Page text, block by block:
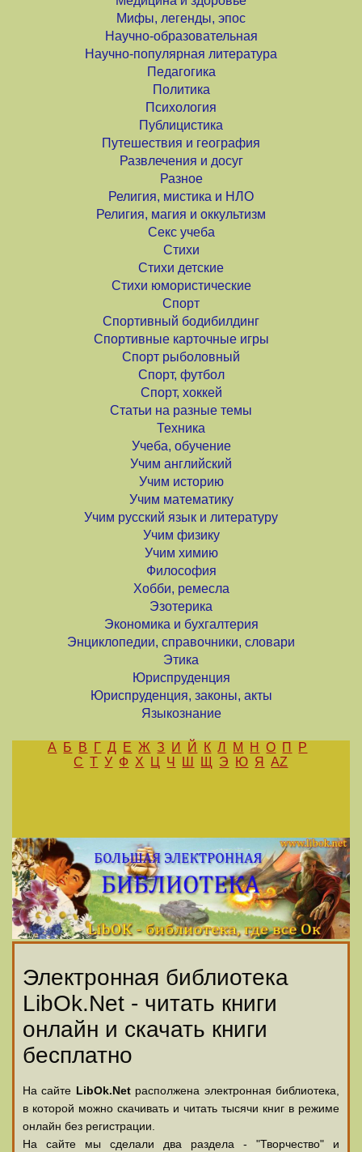
Мифы, легенды, эпос
Научно-образовательная
Научно-популярная литература
Педагогика
Политика
Психология
Публицистика
Путешествия и география
Развлечения и досуг
Разное
Религия, мистика и НЛО
Религия, магия и оккультизм
Секс учеба
Стихи
Стихи детские
Стихи юмористические
Спорт
Спортивный бодибилдинг
Спортивные карточные игры
Спорт рыболовный
Спорт, футбол
Спорт, хоккей
Статьи на разные темы
Техника
Учеба, обучение
Учим английский
Учим историю
Учим математику
Учим русский язык и литературу
Учим физику
Учим химию
Философия
Хобби, ремесла
Эзотерика
Экономика и бухгалтерия
Энциклопедии, справочники, словари
Этика
Юриспруденция
Юриспруденция, законы, акты
Языкознание
А Б В Г Д Е Ж З И Й К Л М Н О П
Р
С Т У Ф Х Ц Ч Ш Щ Э Ю Я AZ
Электронная библиотека
LibOk.Net - читать книги
онлайн и скачать книги
бесплатно
На сайте LibOk.Netрасполжена электронная библиотека,
в которой можно скачивать и читать тысячи книг в режиме
онлайн без регистрации.
На сайте мы сделали два раздела - "Творчество" и